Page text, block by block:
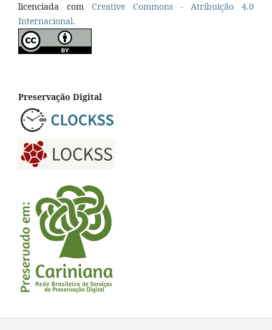
licenciada com Creative Commons - Atribuição 4.0
Internacional.
Preservação Digital